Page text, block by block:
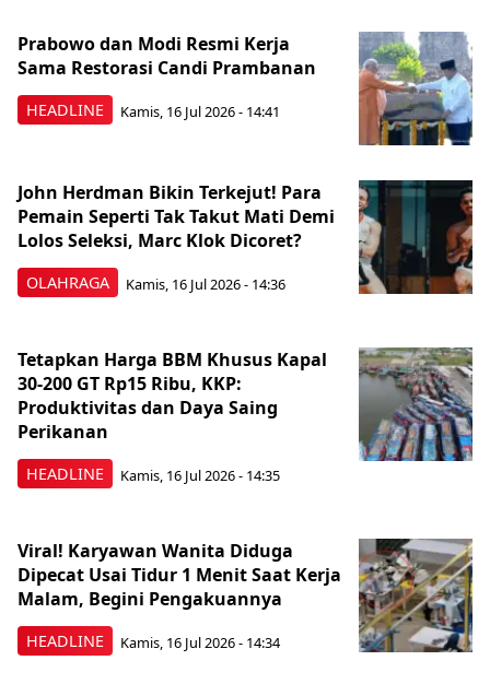
HEADLINE
Prabowo dan Modi Resmi Kerja
Sama Restorasi Candi Prambanan
Kamis, 16 Jul 2026 - 14:41
OLAHRAGA
John Herdman Bikin Terkejut! Para
Pemain Seperti Tak Takut Mati Demi
Lolos Seleksi, Marc Klok Dicoret?
Kamis, 16 Jul 2026 - 14:36
HEADLINE
Tetapkan Harga BBM Khusus Kapal
30-200 GT Rp15 Ribu, KKP:
Produktivitas dan Daya Saing
Perikanan
Kamis, 16 Jul 2026 - 14:35
HEADLINE
Viral! Karyawan Wanita Diduga
Dipecat Usai Tidur 1 Menit Saat Kerja
Malam, Begini Pengakuannya
Kamis, 16 Jul 2026 - 14:34